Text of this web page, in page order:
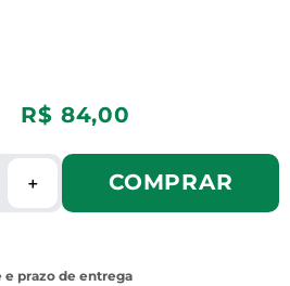
R$ 84,00
＋ COMPRAR